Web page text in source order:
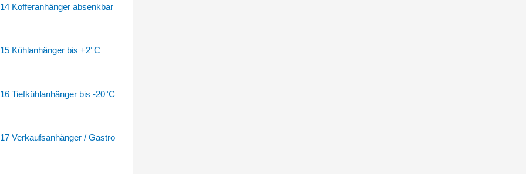
14 Kofferanhänger absenkbar
15 Kühlanhänger bis +2°C
16 Tiefkühlanhänger bis -20°C
17 Verkaufsanhänger / Gastro